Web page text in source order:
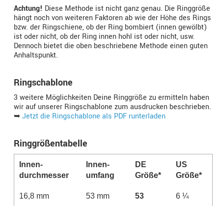
Achtung! Diese Methode ist nicht ganz genau. Die Ringgröße
hängt noch von weiteren Faktoren ab wie der Höhe des Rings
bzw. der Ringschiene, ob der Ring bombiert (innen gewölbt)
ist oder nicht, ob der Ring innen hohl ist oder nicht, usw.
Dennoch bietet die oben beschriebene Methode einen guten
Anhaltspunkt.
Ringschablone
3 weitere Möglichkeiten Deine Ringgröße zu ermitteln haben
wir auf unserer Ringschablone zum ausdrucken beschrieben.
➥Jetzt die Ringschablone als PDF runterladen
Ringgrößentabelle
Innen­
durchmesser
Innen­­
umfang
DE
Größe*
US
Größe*
16,8 mm 53 mm 53 6 ¼